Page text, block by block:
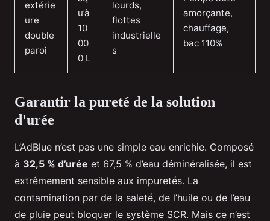
extérie
ure
double
paroi
u’à
10
00
0 L
lourds,
flottes
industrielle
s
amorçante,
chauffage,
bac 110%
Garantir la pureté de la solution
d'urée
L’AdBlue n’est pas une simple eau enrichie. Composé
à 32,5 % d’urée et 67,5 % d’eau déminéralisée, il est
extrêmement sensible aux impuretés. La
contamination par de la saleté, de l’huile ou de l’eau
de pluie peut bloquer le système SCR. Mais ce n’est